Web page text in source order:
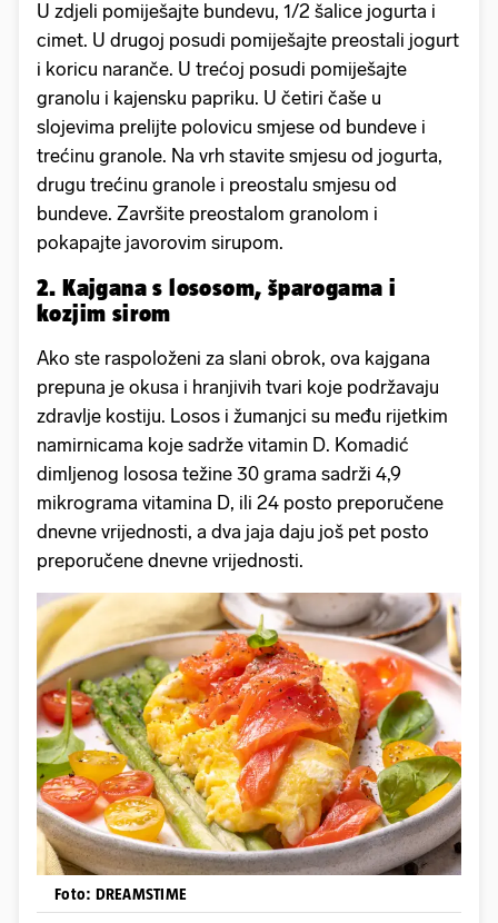
U zdjeli pomiješajte bundevu, 1/2 šalice jogurta i
cimet. U drugoj posudi pomiješajte preostali jogurt
i koricu naranče. U trećoj posudi pomiješajte
granolu i kajensku papriku. U četiri čaše u
slojevima prelijte polovicu smjese od bundeve i
trećinu granole. Na vrh stavite smjesu od jogurta,
drugu trećinu granole i preostalu smjesu od
bundeve. Završite preostalom granolom i
pokapajte javorovim sirupom.
2. Kajgana s lososom, šparogama i
kozjim sirom
Ako ste raspoloženi za slani obrok, ova kajgana
prepuna je okusa i hranjivih tvari koje podržavaju
zdravlje kostiju. Losos i žumanjci su među rijetkim
namirnicama koje sadrže vitamin D. Komadić
dimljenog lososa težine 30 grama sadrži 4,9
mikrograma vitamina D, ili 24 posto preporučene
dnevne vrijednosti, a dva jaja daju još pet posto
preporučene dnevne vrijednosti.
Foto: DREAMSTIME